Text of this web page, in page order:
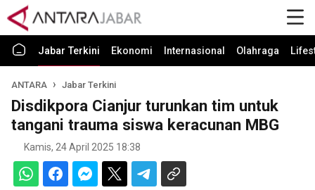
Jabar Terkini Ekonomi Internasional Olahraga
ANTARA Jabar Terkini
Disdikpora Cianjur turunkan tim untuk
tangani trauma siswa keracunan MBG
Kamis, 24 April 2025 18:38